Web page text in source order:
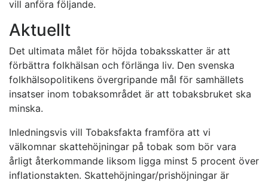
vill anföra följande.
Aktuellt
Det ultimata målet för höjda tobaksskatter är att
förbättra folkhälsan och förlänga liv. Den svenska
folkhälsopolitikens övergripande mål för samhällets
insatser inom tobaksområdet är att tobaksbruket ska
minska.
Inledningsvis vill Tobaksfakta framföra att vi
välkomnar skattehöjningar på tobak som bör vara
årligt återkommande liksom ligga minst 5 procent över
inflationstakten. Skattehöjningar/prishöjningar är